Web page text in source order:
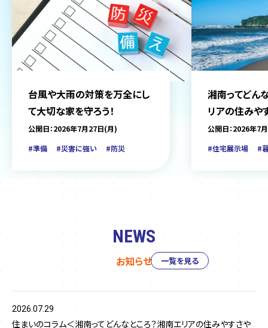
台風や大雨の対策を万全にし
て大切な家を守ろう！
公開日：2026年7月27日(月)
#準備
#災害に強い #防災
湘南ってどん
リアの住みや
をご紹介
公開日：2026年7
#住宅展示場
#
NEWS
お知らせ
2026.07.29
住まいのコラム＜湘南ってどんなところ？湘南エリアの住みやすさや
一覧を見る